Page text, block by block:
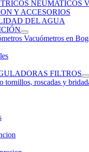
NEUMATICOS
Y ACCESORIOS
DEL AGUA
Vacuómetros en
FILTROS
tornillos, roscadas y